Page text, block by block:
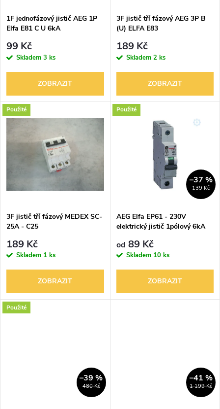
p
r
o
d
u
k
t
ů
s
p
r
d
u
t
ů
1F jednofázový jistič AEG 1P
Elfa E81 C U 6kA
99 Kč
Skladem 3 ks
ZOBRAZIT
3F jistič tří fázový AEG 3P B
(U) ELFA E83
189 Kč
Skladem 2 ks
ZOBRAZIT
Použité
3F jistič tří fázový MEDEX SC-
25A - C25
189 Kč
Skladem 1 ks
ZOBRAZIT
Použité
139 Kč
–37 %
AEG Elfa EP61 - 230V
elektrický jistič 1pólový 6kA
od 89 Kč
Skladem 10 ks
ZOBRAZIT
Použité
480 Kč
–39 %
1 199 Kč
–41 %